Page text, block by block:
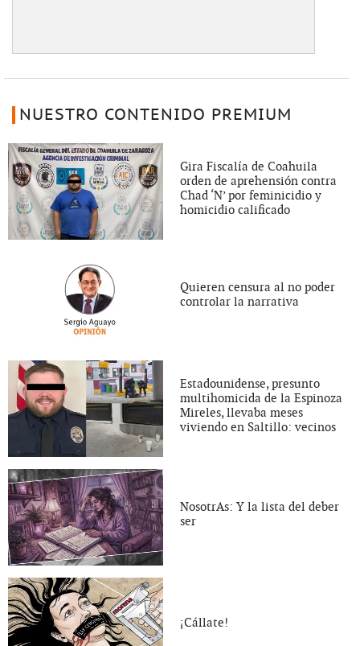
NUESTRO CONTENIDO PREMIUM
Gira Fiscalía de Coahuila
orden de aprehensión contra
Chad ‘N’ por feminicidio y
homicidio calificado
Quieren censura al no poder
controlar la narrativa
Estadounidense, presunto
multihomicida de la Espinoza
Mireles, llevaba meses
viviendo en Saltillo: vecinos
NosotrAs: Y la lista del deber
ser
¡Cállate!